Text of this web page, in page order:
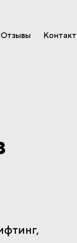
Отзывы